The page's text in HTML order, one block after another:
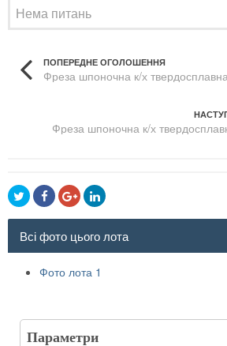
Нема питань
ПОПЕРЕДНЕ ОГОЛОШЕННЯ
Фреза шпоночна к/х
Фреза шпоночна к/х
Всі фото цього лота
Фото лота 1
Параметри